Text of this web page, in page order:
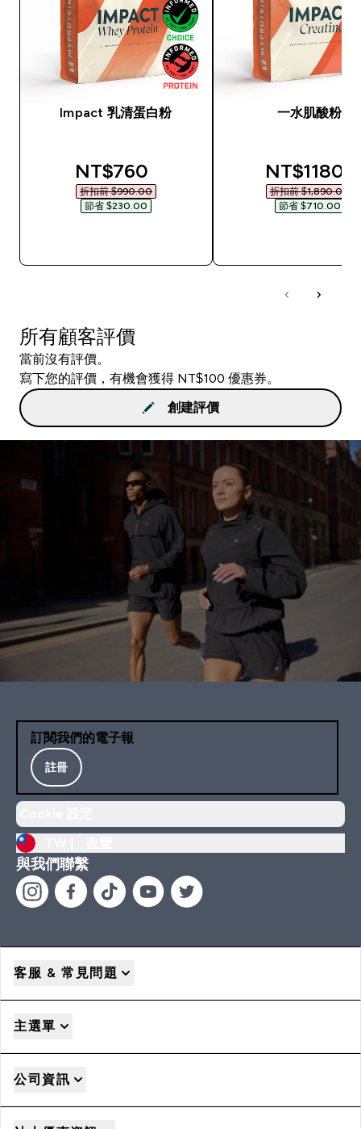
Impact 乳清蛋白粉
discounted price
NT$760‎
折扣前 $990.00‎
節省 $230.00‎
一水肌酸粉
NT$1180‎
折扣前 $1,890.00‎
節省 $710.00‎
所有顧客評價
當前沒有評價。
寫下您的評價，有機會獲得 NT$100 優惠券。
創建評價
訂閱我們的電子報
註冊
與我們聯繫
客服 & 常見問題
主選單
公司資訊